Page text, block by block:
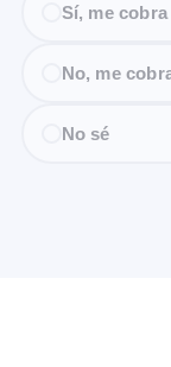
Sí, me
No, me
No sé